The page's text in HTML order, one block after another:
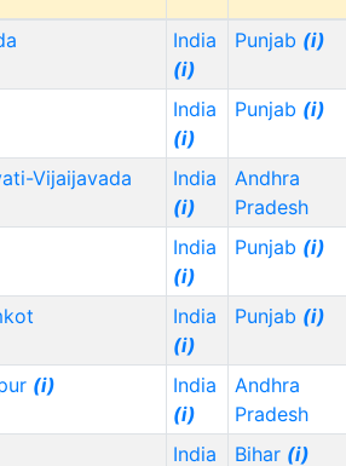
(PK) 2,500,000
3,500,000
(i) 3,500,000
4,000,000
5,500,000
India
(i)
Punjab (i)
India
(i)
Punjab (i)
Vijaijavada
India
(i)
Andhra
Pradesh
India
(i)
Punjab (i)
India
(i)
Punjab (i)
(i)
India
(i)
Andhra
Pradesh
India
Bihar (i)